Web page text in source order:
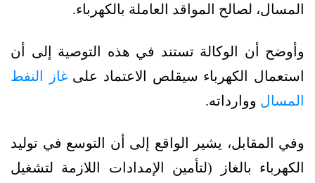
المسال، لصالح المواقد العاملة بالكهرباء.
وأوضح أن الوكالة تستند في هذه التوصية إلى أن
استعمال الكهرباء سيقلص الاعتماد على غاز النفط
المسال ووارداته.
وفي المقابل، يشير الواقع إلى أن التوسع في توليد
الكهرباء بالغاز (لتأمين الإمدادات اللازمة لتشغيل